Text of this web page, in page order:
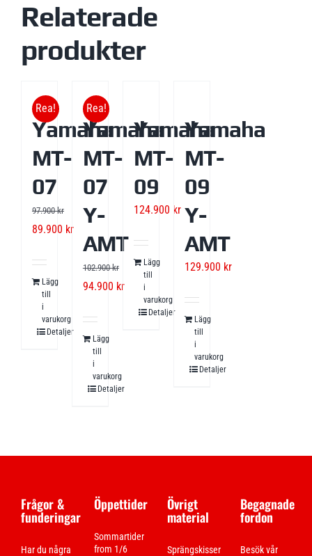
Relaterade
produkter
Rea!
Yamaha
MT-
07
97.900kr
Det
ursprungliga
priset
var:
97.900 kr.
89.900 krDet
nuvarande
priset
är:
Lägg
till
i
varukorg
Detaljer
Rea!
Yamaha
MT-
07
Y-
AMT
102.900kr
Det
priset
var:
102.900 kr.
94.900 krDet
nuvarande
Lägg
till
i
varukorg
Detaljer
Yamaha
MT-
09
124.900 kr
Lägg
till
i
varukorg
Detaljer
Yamaha
MT-
09
Y-
AMT
129.900 kr
Lägg
till
i
varukorg
Detaljer
Frågor &
funderingar
Har du några
Öppettider
Sommartider
from 1/6
Övrigt
material
Sprängskisser
Begagnade
fordon
Besök vår